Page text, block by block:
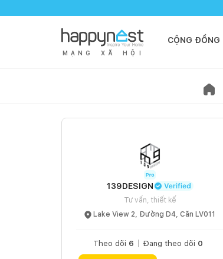
M Ạ N G X Ã H Ộ I
CỘNG ĐỒNG
139DESIGN
Tư vấn, thiết kế
Lake View 2, Đường D4, Căn LV011
Theo dõi 6 Đang theo dõi 0